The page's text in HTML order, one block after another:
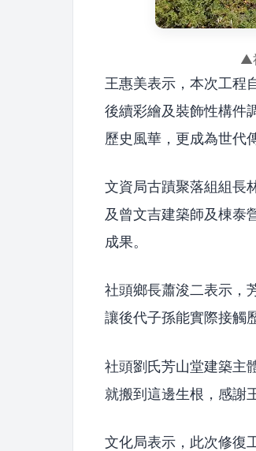
▲
王惠美表示，本次工程
後續彩繪及裝飾性構件
歷史風華，更成為世代
文資局古蹟聚落組組長
及曾文吉建築師及棟泰
成果。
社頭鄉長蕭浚二表示，
讓後代子孫能實際接觸
社頭劉氏芳山堂建築主
就搬到這邊生根，感謝
文化局表示，此次修復